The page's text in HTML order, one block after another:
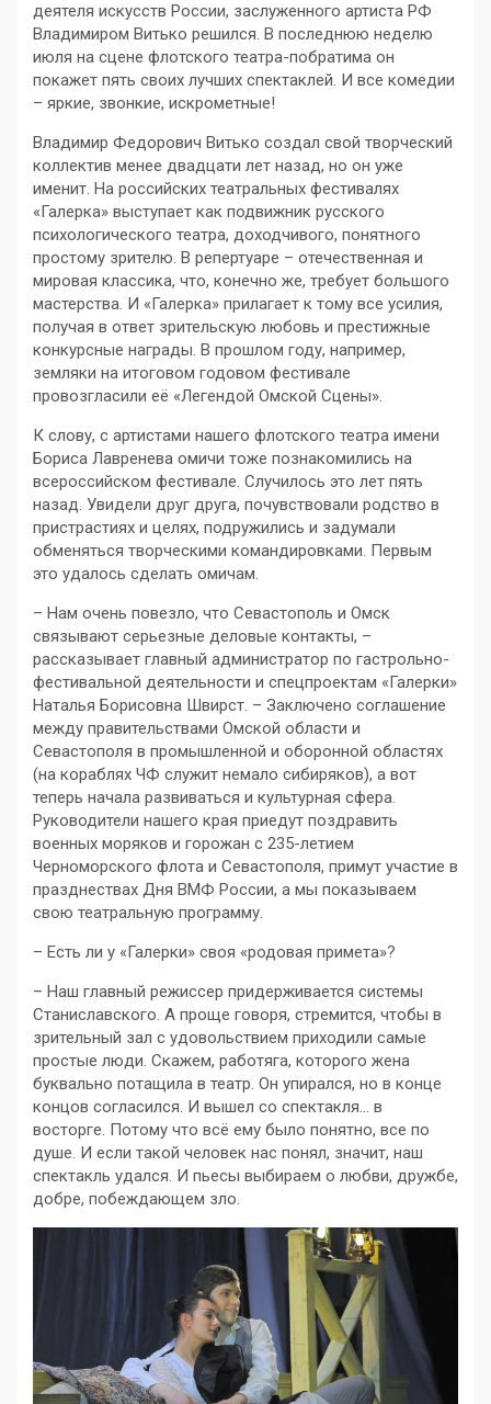
деятеля искусств России, заслуженного артиста РФ
Владимиром Витько решился. В последнюю неделю
июля на сцене флотского театра-побратима он
покажет пять своих лучших спектаклей. И все комедии
– яркие, звонкие, искрометные!
Владимир Федорович Витько создал свой творческий
коллектив менее двадцати лет назад, но он уже
именит. На российских театральных фестивалях
«Галерка» выступает как подвижник русского
психологического театра, доходчивого, понятного
простому зрителю. В репертуаре – отечественная и
мировая классика, что, конечно же, требует большого
мастерства. И «Галерка» прилагает к тому все усилия,
получая в ответ зрительскую любовь и престижные
конкурсные награды. В прошлом году, например,
земляки на итоговом годовом фестивале
провозгласили её «Легендой Омской Сцены».
К слову, с артистами нашего флотского театра имени
Бориса Лавренева омичи тоже познакомились на
всероссийском фестивале. Случилось это лет пять
назад. Увидели друг друга, почувствовали родство в
пристрастиях и целях, подружились и задумали
обменяться творческими командировками. Первым
это удалось сделать омичам.
– Нам очень повезло, что Севастополь и Омск
связывают серьезные деловые контакты, –
рассказывает главный администратор по гастрольно-
фестивальной деятельности и спецпроектам «Галерки»
Наталья Борисовна Швирст. – Заключено соглашение
между правительствами Омской области и
Севастополя в промышленной и оборонной областях
(на кораблях ЧФ служит немало сибиряков), а вот
теперь начала развиваться и культурная сфера.
Руководители нашего края приедут поздравить
военных моряков и горожан с 235-летием
Черноморского флота и Севастополя, примут участие в
празднествах Дня ВМФ России, а мы показываем
свою театральную программу.
– Есть ли у «Галерки» своя «родовая примета»?
– Наш главный режиссер придерживается системы
Станиславского. А проще говоря, стремится, чтобы в
зрительный зал с удовольствием приходили самые
простые люди. Скажем, работяга, которого жена
буквально потащила в театр. Он упирался, но в конце
концов согласился. И вышел со спектакля… в
восторге. Потому что всё ему было понятно, все по
душе. И если такой человек нас понял, значит, наш
спектакль удался. И пьесы выбираем о любви, дружбе,
добре, побеждающем зло.